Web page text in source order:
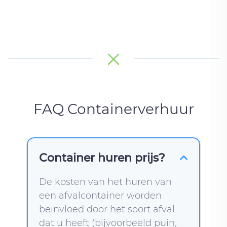
FAQ Containerverhuur
Container huren prijs?
De kosten van het huren van
een afvalcontainer worden
beïnvloed door het soort afval
dat u heeft (bijvoorbeeld puin,